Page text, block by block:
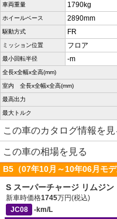
車両重量 1790kg
ホイールベース 2890mm
駆動方式 FR
ミッション位置 フロア
最小回転半径 -m
全長x全幅x全高(mm)
室内 全長x全幅x全高(mm)
最高出力
最大トルク
この車のカタログ情報を見
この車の相場を見る
B5（07年10月～10年06月モ
S スーパーチャージ リムジン
新車時価格1745万円(税込)
JC08
-km/L